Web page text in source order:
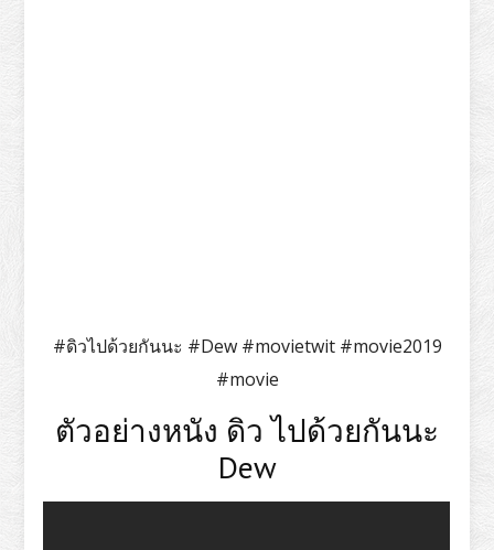
#ดิวไปด้วยกันนะ #Dew #movietwit #movie2019
#movie
ตัวอย่างหนัง ดิว ไปด้วยกันนะ
Dew